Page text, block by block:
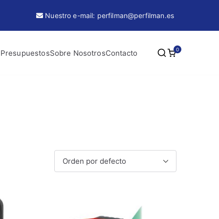
Nuestro e-mail: perfilman@perfilman.es
Sobre NosotrosContacto 0